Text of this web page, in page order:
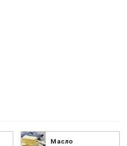
Масло